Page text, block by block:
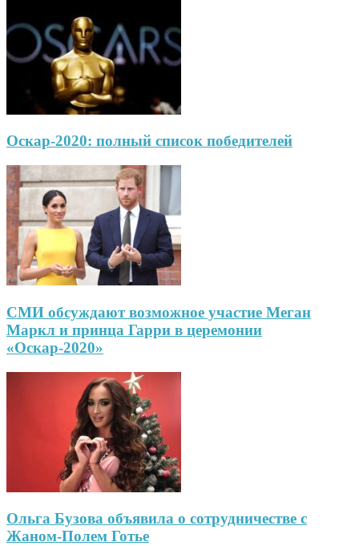
Оскар-2020: полный список победителей
СМИ обсуждают возможное участие Меган
Маркл и принца Гарри в церемонии
«Оскар-2020»
Ольга Бузова объявила о сотрудничестве с
Жаном-Полем Готье